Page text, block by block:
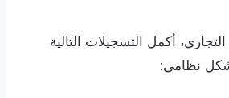
أكمل التسجيلات التالية
نظامي: